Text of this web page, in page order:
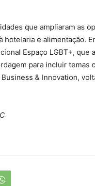
que ampliaram as
e alimentação.
Espaço LGBT+, que
para incluir temas
& Innovation,